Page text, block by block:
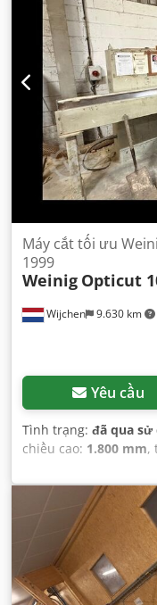
Wijchen 9.630 km
Máy cắt tối ưu
1999
Weinig Opticut
Yêu cầu
Tình trạng: đã qua sử
chiều cao: 1.800 mm,